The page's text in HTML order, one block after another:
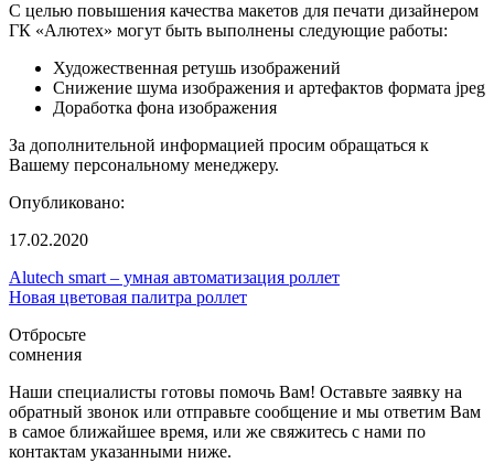
С целью повышения качества макетов для печати дизайнером
ГК «Алютех» могут быть выполнены следующие работы:
Художественная ретушь изображений
Снижение шума изображения и артефактов формата jpeg
Доработка фона изображения
За дополнительной информацией просим обращаться к
Вашему персональному менеджеру.
Опубликовано:
17.02.2020
Alutech smart – умная автоматизация роллет
Новая цветовая палитра роллет
Отбросьте
сомнения
Наши специалисты готовы помочь Вам! Оставьте заявку на
обратный звонок или отправьте сообщение и мы ответим Вам
в самое ближайшее время, или же свяжитесь с нами по
контактам указанными ниже.